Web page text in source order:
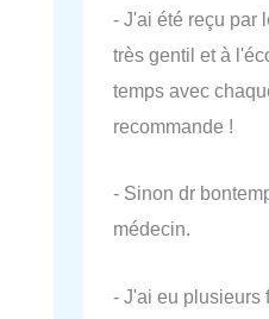
- J'ai été reçu par
très gentil et à
temps avec
recommande !
- Sinon dr
médecin.
- J'ai eu plusieurs